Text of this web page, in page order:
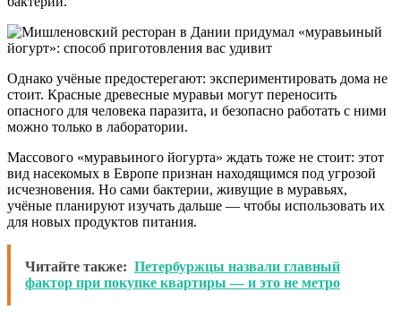
Однако учёные предостерегают: экспериментировать дома не
стоит. Красные древесные муравьи могут переносить
опасного для человека паразита, и безопасно работать с ними
можно только в лаборатории.
Массового «муравьиного йогурта» ждать тоже не стоит: этот
вид насекомых в Европе признан находящимся под угрозой
исчезновения. Но сами бактерии, живущие в муравьях,
учёные планируют изучать дальше — чтобы использовать их
для новых продуктов питания.
Читайте также: Петербуржцы назвали главный
фактор при покупке квартиры — и это не метро